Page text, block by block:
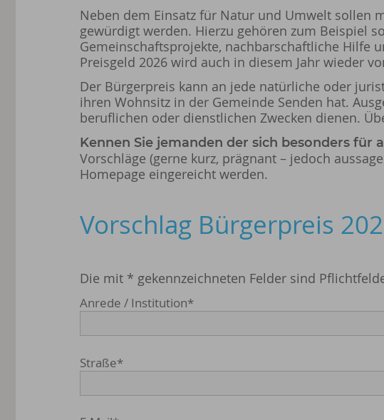
Neben dem Einsatz für Natur und Umwelt sollen
gewürdigt werden. Hierzu gehören zum Beispiel
Gemeinschaftsprojekte, nachbarschaftliche Hilfe
Preisgeld 2026 wird auch in diesem Jahr wieder
Der Bürgerpreis kann an jede natürliche oder
ihren Wohnsitz in der Gemeinde Senden hat.
beruflichen oder dienstlichen Zwecken dienen.
Kennen Sie jemanden der sich besonders für
Vorschläge (gerne kurz, prägnant – jedoch
Homepage eingereicht werden.
Vorschlag Bürgerpreis
Die mit * gekennzeichneten Felder sind
Anrede / Institution*
Straße*